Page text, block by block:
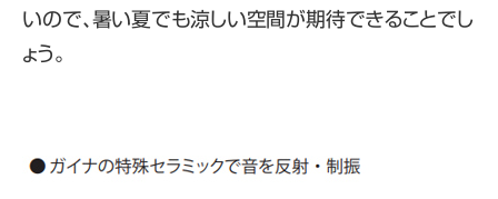
いので、暑い夏でも涼しい空間が期待できることでし
ょう。